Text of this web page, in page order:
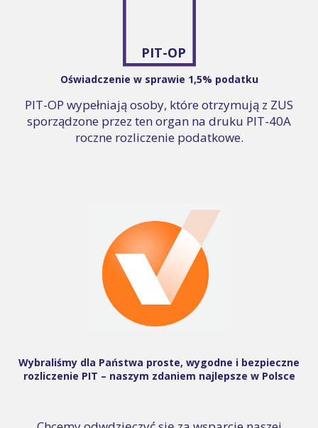
PIT-OP
Oświadczenie w sprawie 1,5% podatku
PIT-OP wypełniają osoby, które otrzymują z ZUS
sporządzone przez ten organ na druku PIT-40A
roczne rozliczenie podatkowe.
Wybraliśmy dla Państwa proste, wygodne i bezpieczne
rozliczenie PIT – naszym zdaniem najlepsze w Polsce